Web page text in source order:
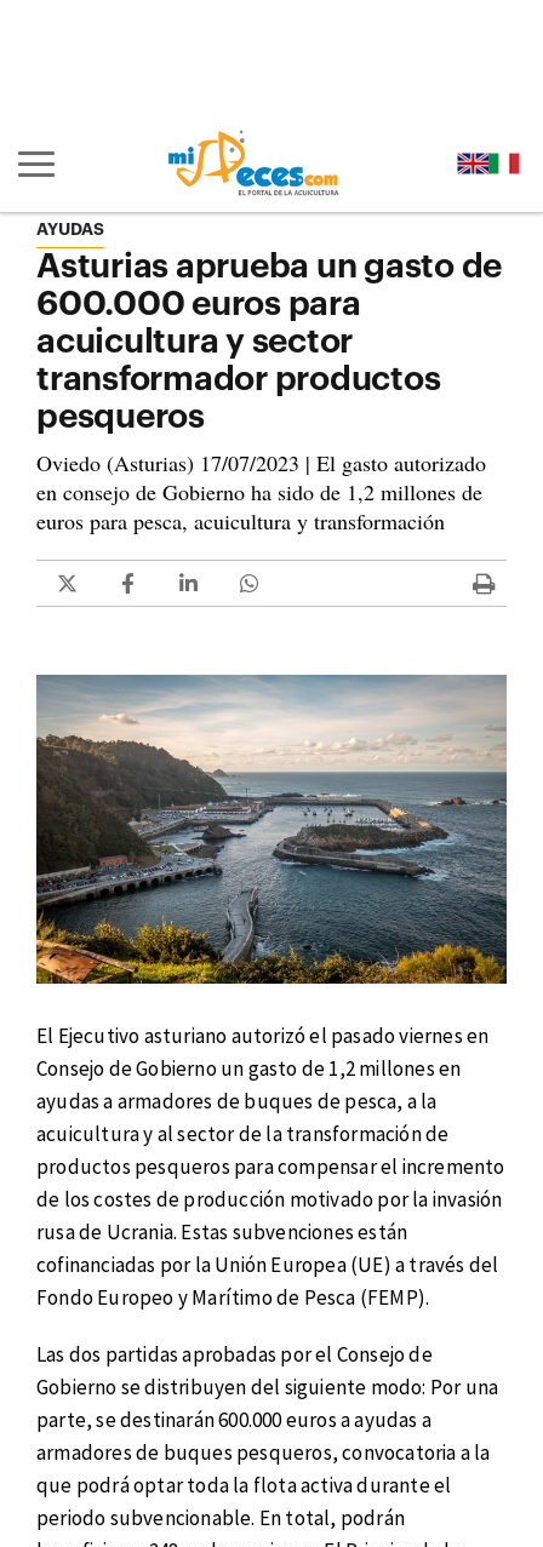
Mostrar/ocultar navegación principal
AYUDAS
Asturias aprueba un gasto de
600.000 euros para
acuicultura y sector
transformador productos
pesqueros
Oviedo (Asturias) 17/07/2023 | El gasto autorizado
en consejo de Gobierno ha sido de 1,2 millones de
euros para pesca, acuicultura y transformación
El Ejecutivo asturiano autorizó el pasado viernes en
Consejo de Gobierno un gasto de 1,2 millones en
ayudas a armadores de buques de pesca, a la
acuicultura y al sector de la transformación de
productos pesqueros para compensar el incremento
de los costes de producción motivado por la invasión
rusa de Ucrania. Estas subvenciones están
cofinanciadas por la Unión Europea (UE) a través del
Fondo Europeo y Marítimo de Pesca (FEMP).
Las dos partidas aprobadas por el Consejo de
Gobierno se distribuyen del siguiente modo: Por una
parte, se destinarán 600.000 euros a ayudas a
armadores de buques pesqueros, convocatoria a la
que podrá optar toda la flota activa durante el
periodo subvencionable. En total, podrán